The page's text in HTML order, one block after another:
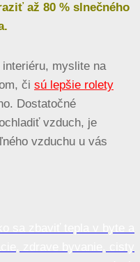
až 80 % slnečného
myslite na
či sú lepšie rolety
Dostatočné
vzduch, je
vzduchu u vás